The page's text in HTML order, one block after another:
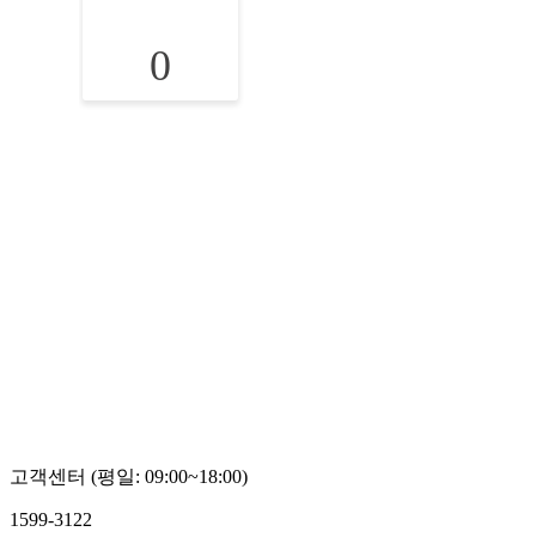
0
고객센터 (평일: 09:00~18:00)
1599-3122